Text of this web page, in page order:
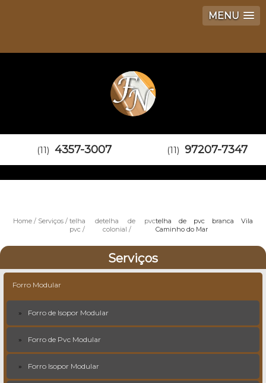
MENU
(11) 4357-3007 (11) 97207-7347
Home Serviços
telha de
pvc
telha de pvc
colonial
telha de pvc branca Vila
Caminho do Mar
Serviços
Forro Modular
Forro de Isopor Modular
Forro de Pvc Modular
Forro Isopor Modular